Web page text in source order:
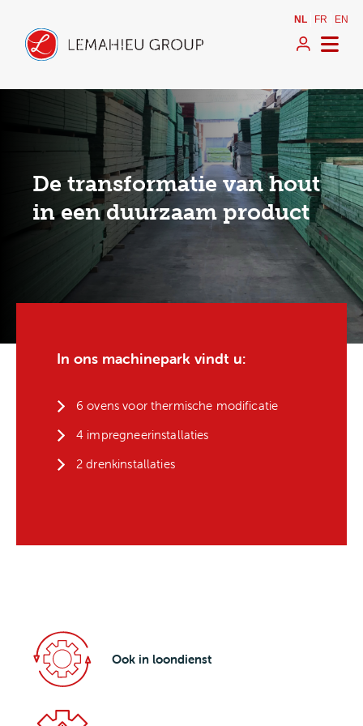
NL FR EN
De transformatie van hout
in een duurzaam product
In ons machinepark vindt u:
6 ovens voor thermische modificatie
4 impregneerinstallaties
2 drenkinstallaties
Ook in loondienst